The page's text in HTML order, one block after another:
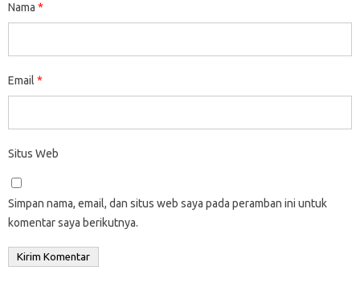
Nama *
Email *
Situs Web
Simpan nama, email, dan situs web saya pada peramban ini untuk
komentar saya berikutnya.